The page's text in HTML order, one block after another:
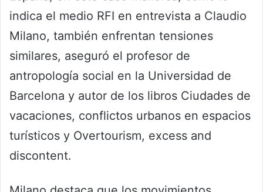
indica el medio RFI en entrevista a Claudio
Milano, también enfrentan tensiones
similares, aseguró el profesor de
antropología social en la Universidad de
Barcelona y autor de los libros Ciudades de
vacaciones, conflictos urbanos en espacios
turísticos y Overtourism, excess and
discontent.